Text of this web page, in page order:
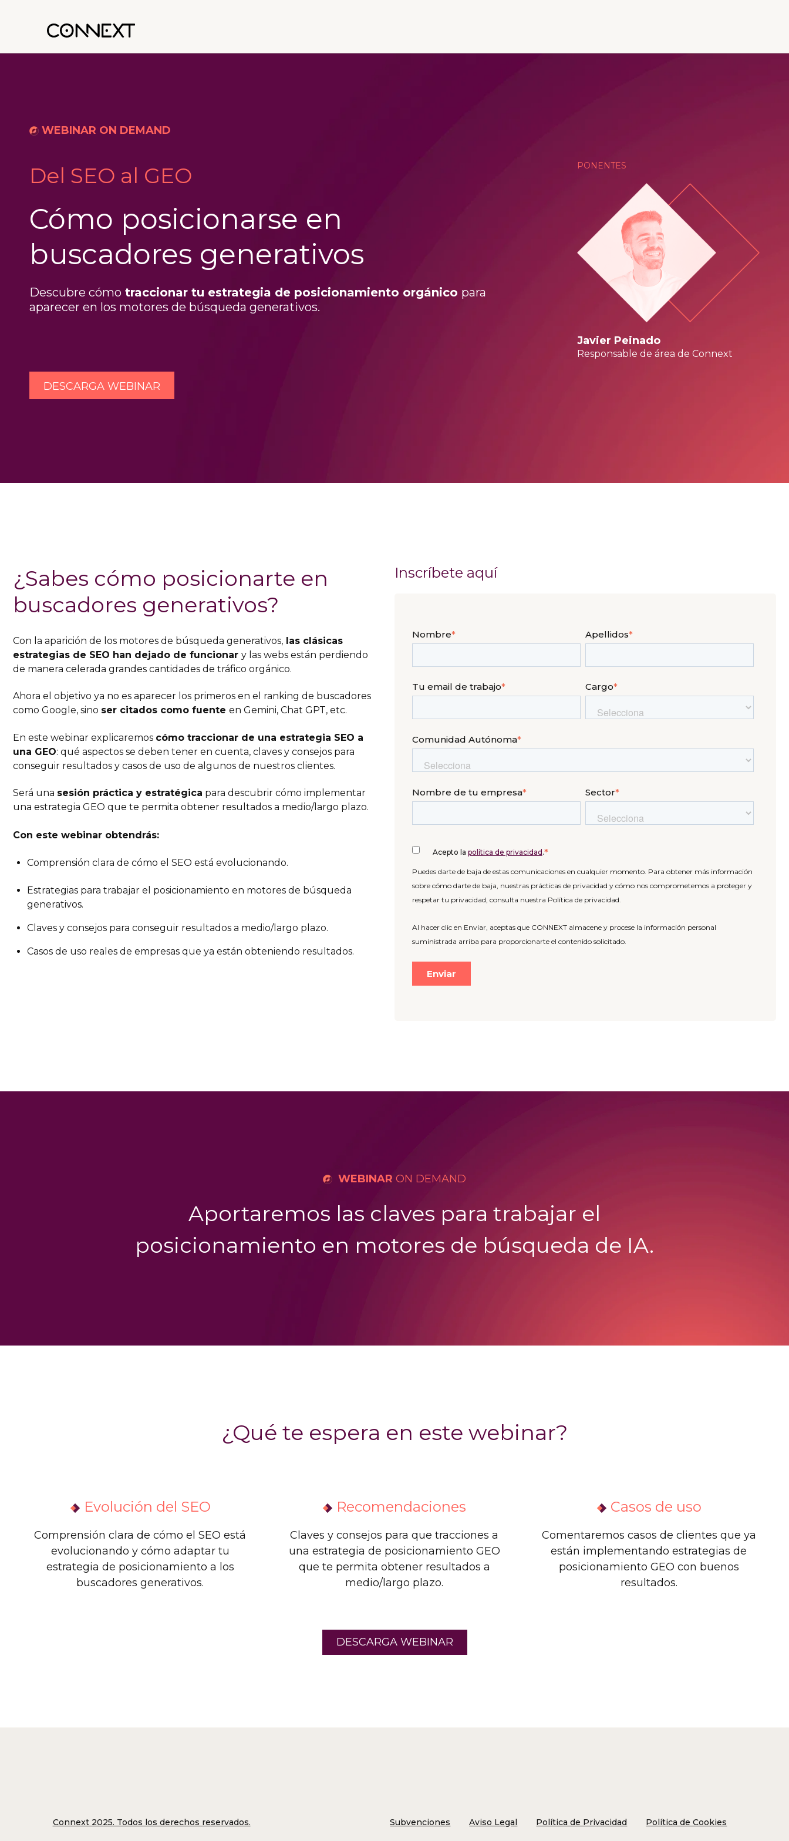
WEBINAR ON DEMAND
Del SEO al GEO
Cómo posicionarse en
buscadores generativos
Descubre cómo traccionar tu estrategia de posicionamiento orgánico para
aparecer en los motores de búsqueda generativos.
PONENTES
Javier Peinado
Responsable de área de Connext
DESCARGA WEBINAR
¿Sabes cómo posicionarte en
buscadores generativos?
Con la aparición de los motores de búsqueda generativos, las clásicas
estrategias de SEO han dejado de funcionar y las webs están perdiendo
de manera celerada grandes cantidades de tráfico orgánico.
Ahora el objetivo ya no es aparecer los primeros en el ranking de buscadores
como Google, sino ser citados como fuente en Gemini, Chat GPT, etc.
En este webinar explicaremos cómo traccionar de una estrategia SEO a
una GEO: qué aspectos se deben tener en cuenta, claves y consejos para
conseguir resultados y casos de uso de algunos de nuestros clientes.
Será una sesión práctica y estratégica para descubrir cómo implementar
una estrategia GEO que te permita obtener resultados a medio/largo plazo.
Con este webinar obtendrás:
Comprensión clara de cómo el SEO está evolucionando.
Estrategias para trabajar el posicionamiento en motores de búsqueda
generativos.
Claves y consejos para conseguir resultados a medio/largo plazo.
Casos de uso reales de empresas que ya están obteniendo resultados.
Inscríbete aquí
Nombre* Apellidos*
Tu email de trabajo* Cargo*
Comunidad Autónoma*
Nombre de tu empresa* Sector*
Acepto la política de privacidad .*
Puedes darte de baja de estas comunicaciones en cualquier momento. Para obtener más información
sobre cómo darte de baja, nuestras prácticas de privacidad y cómo nos comprometemos a proteger y
respetar tu privacidad, consulta nuestra Política de privacidad.
Al hacer clic en Enviar, aceptas que CONNEXT almacene y procese la información personal
suministrada arriba para proporcionarte el contenido solicitado.
WEBINAR ON DEMAND
Aportaremos las claves para trabajar el
posicionamiento en motores de búsqueda de IA.
¿Qué te espera en este webinar?
Evolución del SEO
Comprensión clara de cómo el SEO está
evolucionando y cómo adaptar tu
estrategia de posicionamiento a los
buscadores generativos.
Recomendaciones
Claves y consejos para que tracciones a
una estrategia de posicionamiento GEO
que te permita obtener resultados a
medio/largo plazo.
Casos de uso
Comentaremos casos de clientes que ya
están implementando estrategias de
posicionamiento GEO con buenos
resultados.
DESCARGA WEBINAR
Connext 2025. Todos los derechos reservados. Subvenciones Aviso Legal Política de Privacidad Política de Cookies